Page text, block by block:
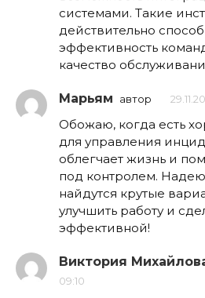
системами. Такие
действительно
эффективность
качество
Марьям автор
Обожаю, когда есть
для управления
облегчает жизнь и
под контролем.
найдутся крутые
улучшить работу и
эффективной!
Виктория
09:10